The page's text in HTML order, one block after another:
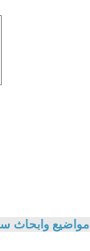
مواضيع وابحاث